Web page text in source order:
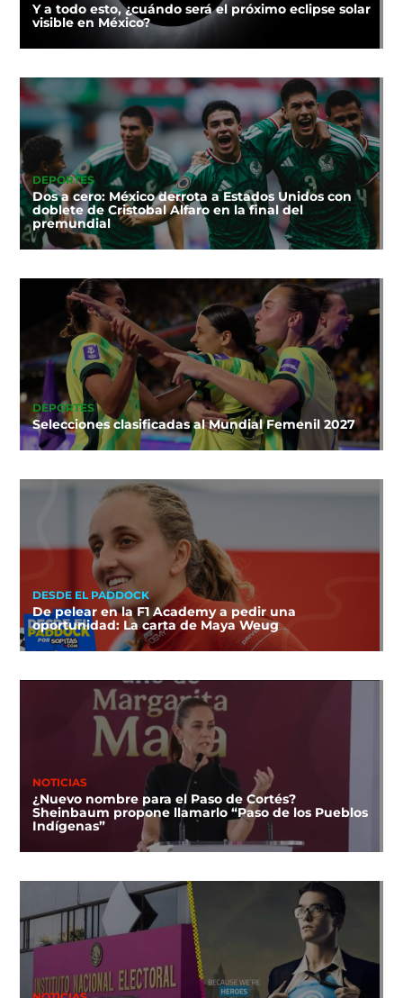
Y a todo esto, ¿cuándo será el próximo eclipse solar
visible en México?
DEPORTES
Dos a cero: México derrota a Estados Unidos con
doblete de Cristobal Alfaro en la final del
premundial
DEPORTES
Selecciones clasificadas al Mundial Femenil 2027
DESDE EL PADDOCK
De pelear en la F1 Academy a pedir una
oportunidad: La carta de Maya Weug
NOTICIAS
¿Nuevo nombre para el Paso de Cortés?
Sheinbaum propone llamarlo “Paso de los Pueblos
Indígenas”